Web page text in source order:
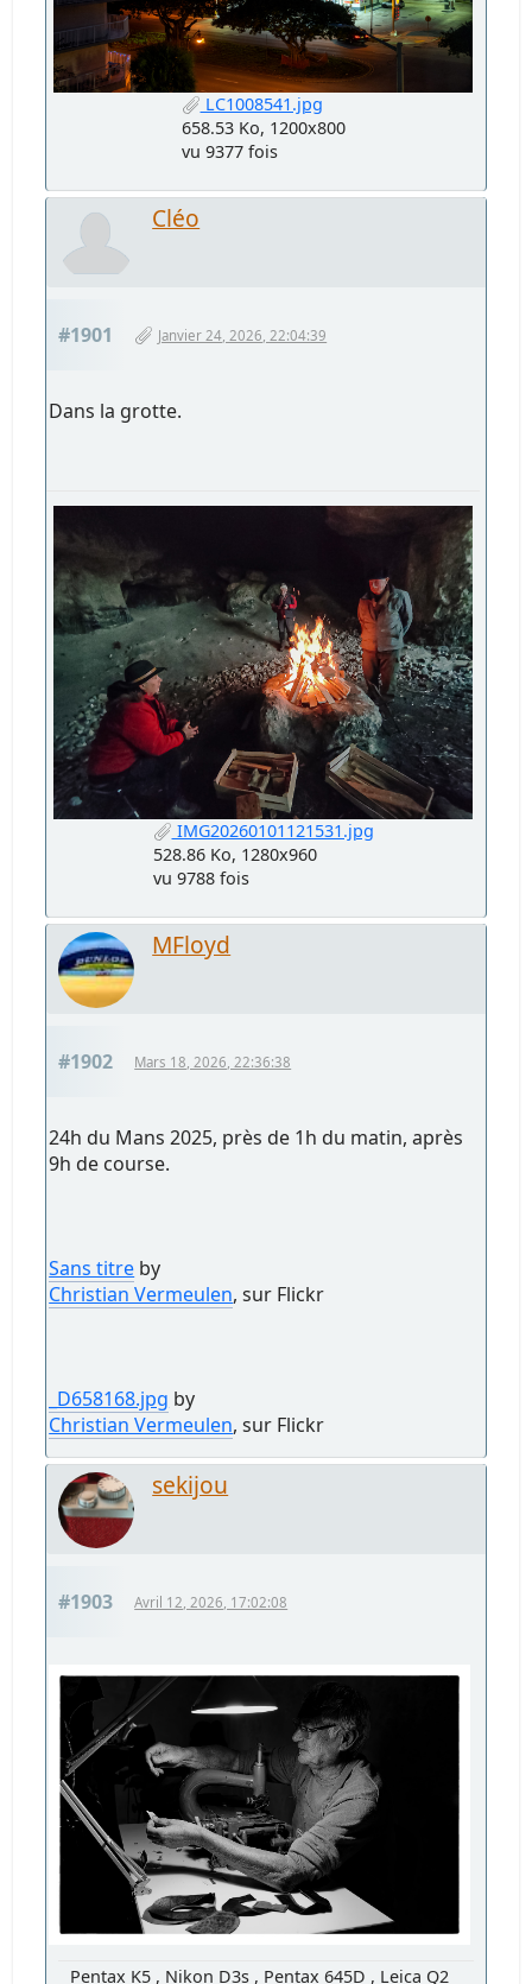
LC1008541.jpg
658.53 Ko, 1200x800
vu 9377 fois
Cléo
#1901 Janvier 24, 2026, 22:04:39
Dans la grotte.
IMG20260101121531.jpg
528.86 Ko, 1280x960
vu 9788 fois
MFloyd
#1902 Mars 18, 2026, 22:36:38
24h du Mans 2025, près de 1h du matin, après
9h de course.
Sans titre by
Christian Vermeulen, sur Flickr
_D658168.jpg by
Christian Vermeulen, sur Flickr
sekijou
#1903 Avril 12, 2026, 17:02:08
Pentax K5 , Nikon D3s , Pentax 645D , Leica Q2